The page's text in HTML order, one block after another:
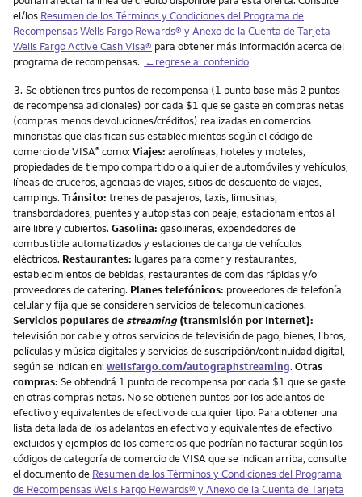
el/los Resumen de los Términos y Condiciones del Programa de
RecompensasWells Fargo Rewards® y Anexo de la Cuenta de Tarjeta
Wells Fargo Active Cash Visa® para obtener más información acerca del
programa de recompensas. ←regrese al contenido
Nota
3. Se obtienen tres puntos de recompensa (1 punto base más 2 puntos
de recompensa adicionales) por cada $1 que se gaste en compras netas
(compras menos devoluciones/créditos) realizadas en comercios
minoristas que clasifican sus establecimientos según el código de
comercio de VISA® como: Viajes: aerolíneas, hoteles y moteles,
propiedades de tiempo compartido o alquiler de automóviles y vehículos,
líneas de cruceros, agencias de viajes, sitios de descuento de viajes,
campings. Tránsito: trenes de pasajeros, taxis, limusinas,
transbordadores, puentes y autopistas con peaje, estacionamientos al
aire libre y cubiertos. Gasolina: gasolineras, expendedores de
combustible automatizados y estaciones de carga de vehículos
eléctricos. Restaurantes: lugares para comer y restaurantes,
establecimientos de bebidas, restaurantes de comidas rápidas y/o
proveedores de catering. Planes telefónicos: proveedores de telefonía
celular y fija que se consideren servicios de telecomunicaciones.
Servicios populares destreaming (transmisión por Internet):
televisión por cable y otros servicios de televisión de pago, bienes, libros,
películas y música digitales y servicios de suscripción/continuidad digital,
según se indican en: wellsfargo.com/autographstreaming. Otras
compras: Se obtendrá 1 punto de recompensa por cada $1 que se gaste
en otras compras netas. No se obtienen puntos por los adelantos de
efectivo y equivalentes de efectivo de cualquier tipo. Para obtener una
lista detallada de los adelantos en efectivo y equivalentes de efectivo
excluidos y ejemplos de los comercios que podrían no facturar según los
códigos de categoría de comercio de VISA que se indican arriba, consulte
el documento de Resumen de los Términos y Condiciones del Programa
de Recompensas Wells Fargo Rewards® y Anexo de la Cuenta de Tarjeta